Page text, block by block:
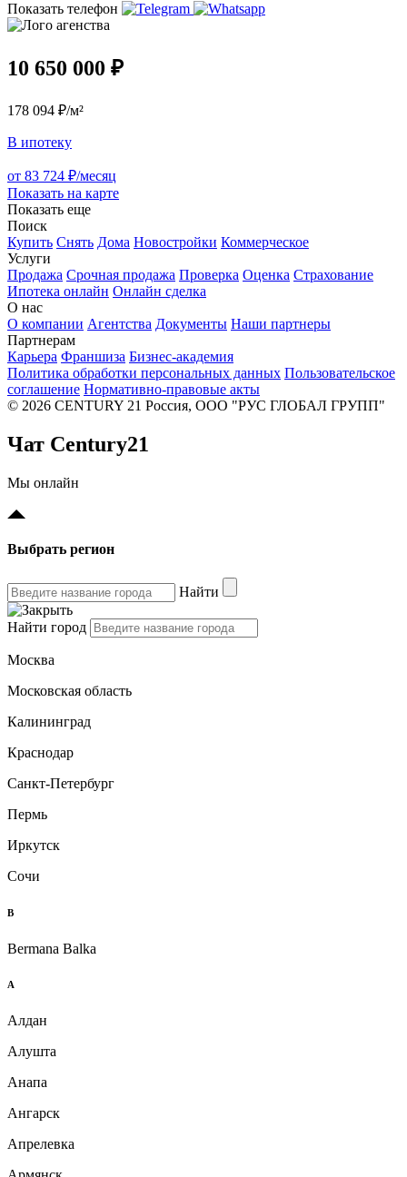
Показать телефон
10 650 000 ₽
178 094 ₽/м²
В ипотеку
от 83 724 ₽/месяц
Показать на карте
Показать еще
Поиск
Купить Снять Дома Новостройки Коммерческое
Услуги
Продажа Срочная продажа Проверка Оценка Страхование
Ипотека онлайн Онлайн сделка
О нас
О компании Агентства Документы Наши партнеры
Партнерам
Карьера Франшиза Бизнес-академия
Политика обработки персональных данных Пользовательское
соглашение Нормативно-правовые акты
© 2026 CENTURY 21 Россия, ООО "РУС ГЛОБАЛ ГРУПП"
Чат Century21
Мы онлайн
Выбрать регион
Найти
Найти город
Москва
Московская область
Калининград
Краснодар
Санкт-Петербург
Пермь
Иркутск
Сочи
B
Bermana Balka
А
Алдан
Алушта
Анапа
Ангарск
Апрелевка